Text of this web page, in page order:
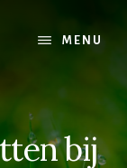
MENU
bij